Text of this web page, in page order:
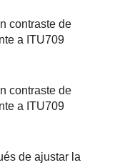
contraste de
a ITU709
contraste de
a ITU709
de ajustar la